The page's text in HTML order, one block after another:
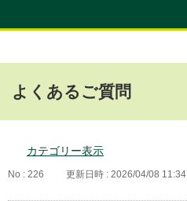
よくあるご質問
カテゴリー表示
No : 226 更新日時 : 2026/04/08 11:34